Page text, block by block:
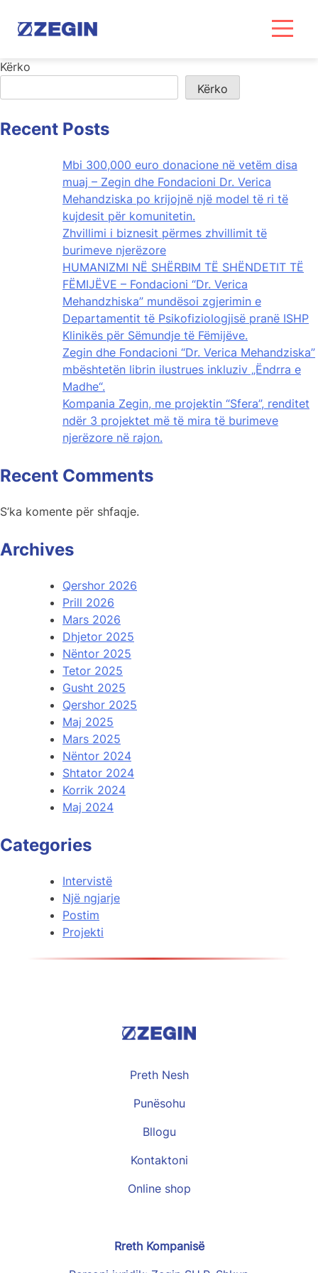
SkipZegin Rinia
Kërko
Kërko
Recent Posts
Mbi 300,000 euro donacione në vetëm disa
muaj – Zegin dhe Fondacioni Dr. Verica
Mehandziska po krijojnë një model të ri të
kujdesit për komunitetin.
Zhvillimi i biznesit përmes zhvillimit të
burimeve njerëzore
HUMANIZMI NË SHËRBIM TË SHËNDETIT TË
FËMIJËVE – Fondacioni “Dr. Verica
Mehandzhiska” mundësoi zgjerimin e
Departamentit të Psikofiziologjisë pranë ISHP
Klinikës për Sëmundje të Fëmijëve.
Zegin dhe Fondacioni “Dr. Verica Mehandziska”
mbështetën librin ilustrues inkluziv „Ëndrra e
Madhe“.
Kompania Zegin, me projektin “Sfera”, renditet
ndër 3 projektet më të mira të burimeve
njerëzore në rajon.
Recent Comments
S’ka komente për shfaqje.
Archives
Qershor 2026
Prill 2026
Mars 2026
Dhjetor 2025
Nëntor 2025
Tetor 2025
Gusht 2025
Qershor 2025
Maj 2025
Mars 2025
Nëntor 2024
Shtator 2024
Korrik 2024
Maj 2024
Categories
Intervistë
Një ngjarje
Postim
Projekti
Preth Nesh
Punësohu
Bllogu
Kontaktoni
Online shop
Rreth Kompanisë